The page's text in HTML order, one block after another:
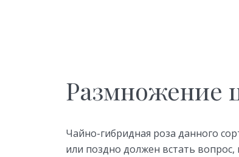
Размножение
Чайно-гибридная роза данного
или поздно должен встать